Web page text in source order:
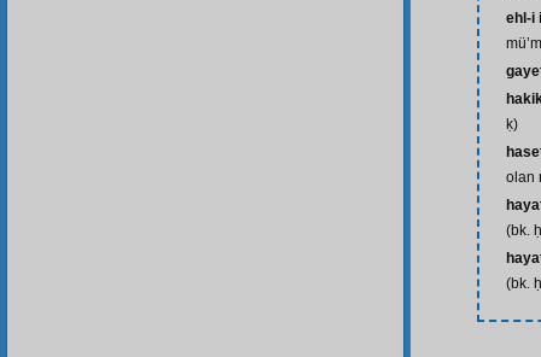
ehl-i
ḳ)
olan
(bk.
(bk.